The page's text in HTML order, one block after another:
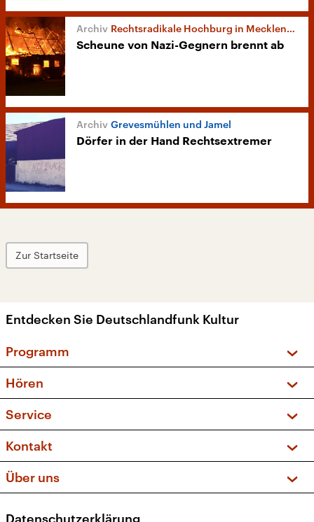
Rechtsradikale Hochburg in Mecklenburg
Scheune von Nazi-Gegnern brennt ab
Grevesmühlen und Jamel
Dörfer in der Hand Rechtsextremer
Zur Startseite
Entdecken Sie Deutschlandfunk Kultur
Programm
Sendungen und Podcasts
Musikliste
Kakadu – Das Kinderprogramm
Hören
Frequenzen (UKW + DAB+)
Service
FAQ
Apps
Newsletter
Kontakt
Social Media
Über uns
Datenschutzerklärung